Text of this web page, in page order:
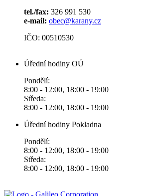
tel./fax: 326 991 530
e-mail: obec@karany.cz
IČO: 00510530
Úřední hodiny OÚ
Pondělí:
8:00 - 12:00, 18:00 - 19:00
Středa:
8:00 - 12:00, 18:00 - 19:00
Úřední hodiny Pokladna
Pondělí:
8:00 - 12:00, 18:00 - 19:00
Středa:
8:00 - 12:00, 18:00 - 19:00